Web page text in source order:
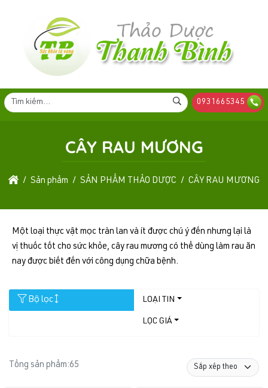
0931665345
CÂY RAU MƯƠNG
Sản phẩm SẢN PHẨM THẢO DƯỢC CÂY RAU MƯƠNG
Một loại thực vật mọc tràn lan và ít được chú ý đến nhưng lại là
vị thuốc tốt cho sức khỏe, cây rau mương có thể dùng làm rau ăn
nay được biết đến với công dụng chữa bệnh.
Bộ lọc LOẠI TIN
LỌC GIÁ
Tổng sản phẩm:65